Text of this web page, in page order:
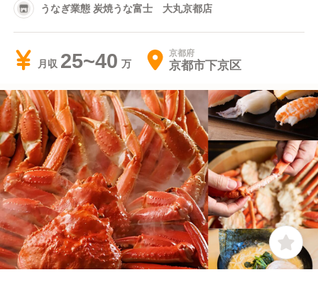
うなぎ業態 炭焼うな富士 大丸京都店
月収 25~40 京都府
京都市下京区